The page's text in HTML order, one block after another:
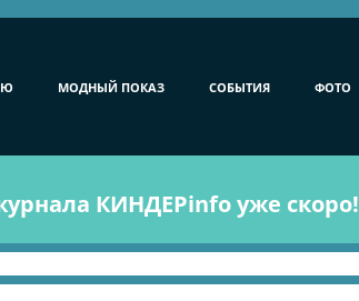
МОДНЫЙ ПОКАЗ СОБЫТИЯ ФОТО
КИНДЕРinfo уже скоро!